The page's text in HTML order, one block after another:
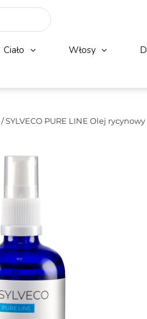
Ciało Włosy
/ SYLVECO PURE LINE Olej rycynowy